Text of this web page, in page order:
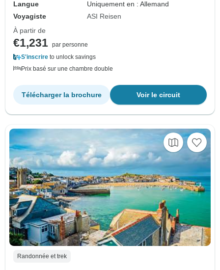
Langue
Uniquement en : Allemand
Voyagiste
ASI Reisen
À partir de
€1,231 par personne
S'inscrire to unlock savings
Prix basé sur une chambre double
Voir le circuit
Télécharger la brochure
Randonnée et trek